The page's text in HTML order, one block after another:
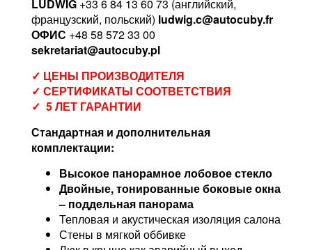
LUDWIG +33 6 84 13 60 73 (английский,
французский, польский) ludwig.c@autocuby.fr
ОФИС +48 58 572 33 00
sekretariat@autocuby.pl
✓ ЦЕНЫ ПРОИЗВОДИТЕЛЯ
✓ СЕРТИФИКАТЫ СООТВЕТСТВИЯ
✓ 5 ЛЕТ ГАРАНТИИ
Стандартная и дополнительная
комплектации:
Высокое панорамное лобовое стекло
Двойные, тонированные боковые окна
– поддельная панорама
Тепловая и акустическая изоляция салона
Стены в мягкой оббивке